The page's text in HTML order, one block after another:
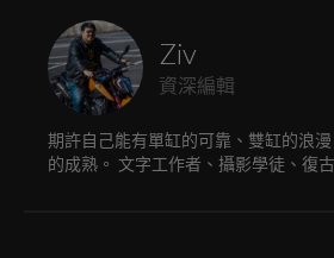
Ziv
資深編輯
期許自己能有單缸的可靠、雙缸的浪
的成熟。 文字工作者、攝影學徒、復